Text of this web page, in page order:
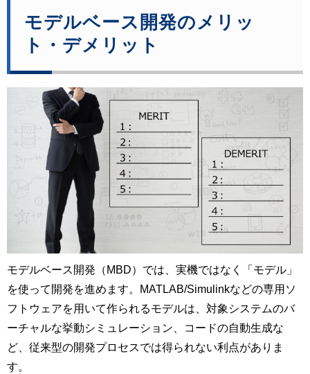
モデルベース開発のメリッ
ト・デメリット
モデルベース開発（MBD）では、実機ではなく「モデル」
を使って開発を進めます。MATLAB/Simulinkなどの専用ソ
フトウェアを用いて作られるモデルは、対象システムのバ
ーチャルな挙動シミュレーション、コードの自動生成な
ど、従来型の開発プロセスでは得られない利点がありま
す。